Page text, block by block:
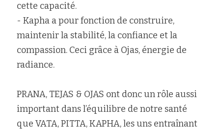
cette capacité.
- Kapha a pour fonction de construire,
maintenir la stabilité, la confiance et la
compassion. Ceci grâce à Ojas, énergie de
radiance.
PRANA, TEJAS & OJAS ont donc un rôle aussi
important dans l’équilibre de notre santé
que VATA, PITTA, KAPHA, les uns entraînant